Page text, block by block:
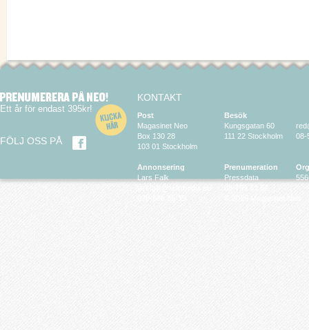
Ett år för endast 395kr!
FÖLJ OSS PÅ
KONTAKT
Post
Magasinet Neo
Box 130 28
103 01 Stockholm
Annonsering
Lars Falk
Besök
Kungsgatan 60
111 22 Stockholm
Prenumeration
Pressdata
08-